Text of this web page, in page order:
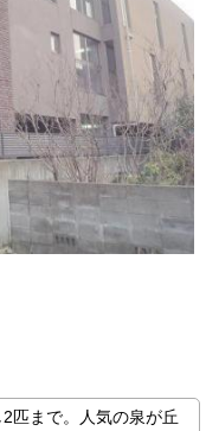
匹まで。人気の泉が丘